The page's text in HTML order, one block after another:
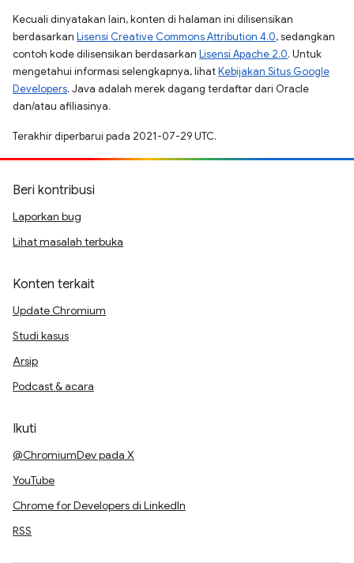
Kecuali dinyatakan lain, konten di halaman ini dilisensikan
berdasarkan Lisensi Creative Commons Attribution 4.0, sedangkan
contoh kode dilisensikan berdasarkan Lisensi Apache 2.0. Untuk
mengetahui informasi selengkapnya, lihatKebijakan Situs Google
Developers. Java adalah merek dagang terdaftar dari Oracle
dan/atau afiliasinya.
Terakhir diperbarui pada 2021-07-29 UTC.
Beri kontribusi
Laporkan bug
Lihat masalah terbuka
Konten terkait
Update Chromium
Studi kasus
Arsip
Podcast & acara
Ikuti
@ChromiumDev pada X
YouTube
Chrome for Developers di LinkedIn
RSS